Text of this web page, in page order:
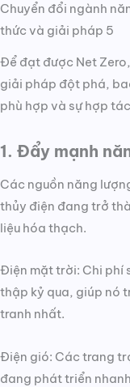
Chuyển đổi ngành
thức và giải pháp 5
Để đạt được Net
giải pháp đột phá,
phù hợp và sự hợp
1. Đẩy mạnh
Các nguồn năng
thủy điện đang trở
liệu hóa thạch.
Điện mặt trời: Chi phí
thập kỷ qua, giúp nó
tranh nhất.
Điện gió: Các trang
đang phát triển